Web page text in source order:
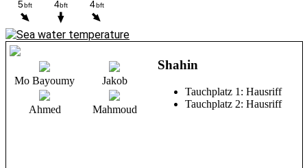
Mo Bayoumy Jakob
Ahmed Mahmoud
Shahin
Tauchplatz 1: Hausriff
Tauchplatz 2: Hausriff